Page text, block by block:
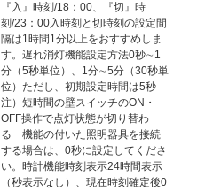
『入』時刻/18：00、『切』時
刻/23：00入時刻と切時刻の設定間
隔は1時間1分以上をおすすめしま
す。遅れ消灯機能設定方法0秒∼1
分（5秒単位）、1分∼5分（30秒単
位）ただし、初期設定時間は5秒
注）短時間の壁スイッチのON・
OFF操作で点灯状態が切り替わ
る 機能の付いた照明器具を接続
する場合は、0秒に設定してくださ
い。時計機能時刻表示24時間表示
（秒表示なし）、現在時刻確定後0